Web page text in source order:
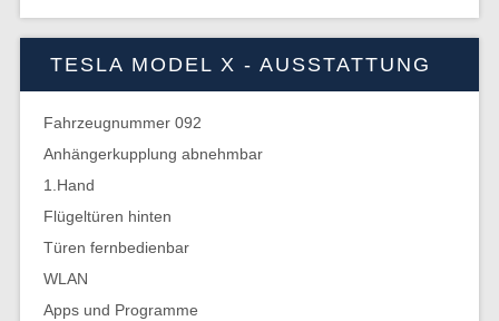
TESLA MODEL X - AUSSTATTUNG
Fahrzeugnummer 092
Anhängerkupplung abnehmbar
1.Hand
Flügeltüren hinten
Türen fernbedienbar
WLAN
Apps und Programme